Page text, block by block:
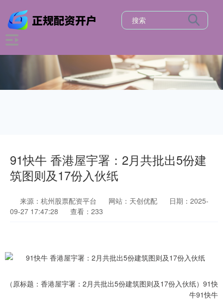
91快牛 香港屋宇署：2月共批出5份建
筑图则及17份入伙纸
来源：杭州股票配资平台 网站：天创优配
日期：2025-
09-27 17:47:28
查看：233
（原标题：香港屋宇署：2月共批出5份建筑图则及17份入伙纸）91快
牛91快牛